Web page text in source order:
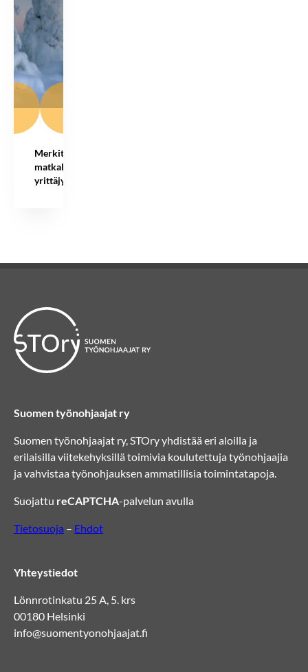
Merkityksiä
matkalla
yrittäjyyteen
Suomen työnohjaajat ry
Suomen työnohjaajat ry, STOry yhdistää eri aloilla ja
erilaisilla viitekehyksillä toimivia koulutettuja työnohjaajia
ja vahvistaa työnohjauksen ammatillisia toimintatapoja.
Suojattu reCAPTCHA-palvelun avulla
Tietosuoja – Ehdot
Yhteystiedot
Lönnrotinkatu 25 A, 5. krs
00180 Helsinki
info@suomentyonohjaajat.fi